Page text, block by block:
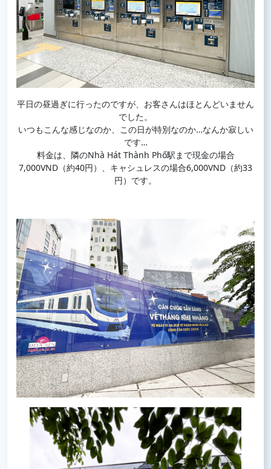
平日の昼過ぎに行ったのですが、お客さんはほとんどいません
でした。
いつもこんな感じなのか、この日が特別なのか…なんか寂しい
です…
料金は、隣のNhà Hát Thành Phố駅まで現金の場合
7,000VND（約40円）、キャシュレスの場合6,000VND（約33
円）です。